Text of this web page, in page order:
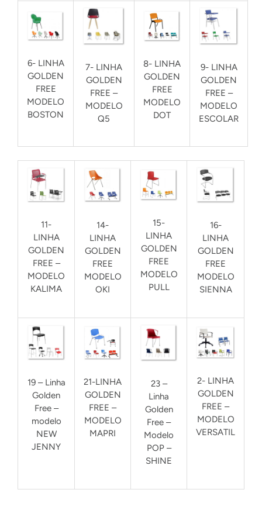
6- LINHA
GOLDEN
FREE
MODELO
BOSTON
7- LINHA
GOLDEN
FREE –
MODELO
Q5
8- LINHA
GOLDEN
FREE
MODELO
DOT
9- LINHA
GOLDEN
FREE –
MODELO
ESCOLAR
11-
LINHA
GOLDEN
FREE –
MODELO
KALIMA
14-
LINHA
GOLDEN
FREE
MODELO
OKI
15-
LINHA
GOLDEN
FREE
MODELO
PULL
16-
LINHA
GOLDEN
FREE
MODELO
SIENNA
19 – Linha
Golden
Free –
modelo
NEW
JENNY
21-LINHA
GOLDEN
FREE –
MODELO
MAPRI
23 –
Linha
Golden
Free –
Modelo
POP –
SHINE
2- LINHA
GOLDEN
FREE –
MODELO
VERSATIL